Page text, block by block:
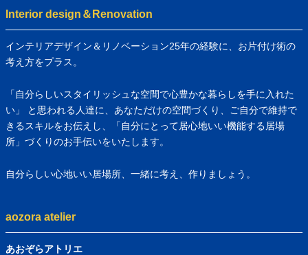
Interior design＆Renovation
インテリアデザイン＆リノベーション25年の経験に、お片付け術の
考え方をプラス。
「自分らしいスタイリッシュな空間で心豊かな暮らしを手に入れた
い」 と思われる人達に、あなただけの空間づくり、ご自分で維持で
きるスキルをお伝えし、「自分にとって居心地いい機能する居場
所」づくりのお手伝いをいたします。
自分らしい心地いい居場所、一緒に考え、作りましょう。
aozora atelier
あおぞらアトリエ